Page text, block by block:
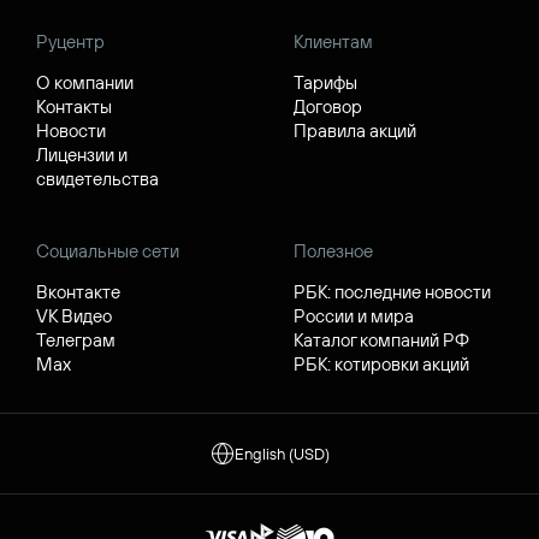
Руцентр
О компании
Контакты
Новости
Лицензии и
свидетельства
Клиентам
Тарифы
Договор
Правила акций
Социальные сети
Вконтакте
VK Видео
Телеграм
Max
Полезное
РБК: последние новости
России и мира
Каталог компаний РФ
РБК: котировки акций
English (USD)